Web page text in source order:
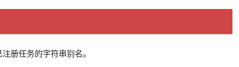
册任务的字符串别名。